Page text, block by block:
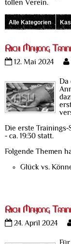
tollen Verein.
Alle Kategorien
Riichi Mahjong
12. Mai 2024
Da
Die erste Trainings-
- ca. 19:30 statt.
Folgende Themen
Glück vs.
Riichi Mahjong
24. April 2024